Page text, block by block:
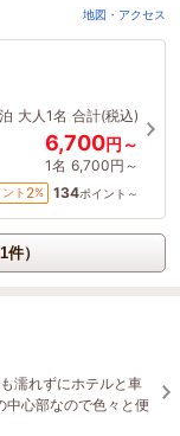
地図・アクセス
大人1名 合計(税込)
6,700円～
1名 6,700円～
ト 2% 134ポイント～
）
濡れずにホテルと車
中心部なので色々と便